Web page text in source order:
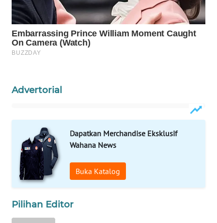
Advertorial
Dapatkan Merchandise Eksklusif
Wahana News
Buka Katalog
Pilihan Editor
WAHANA
NEWS
WAHANA
WAHANA
INFRASTRUKTUR
WAHANA
KONSUMEN
LISTRIK